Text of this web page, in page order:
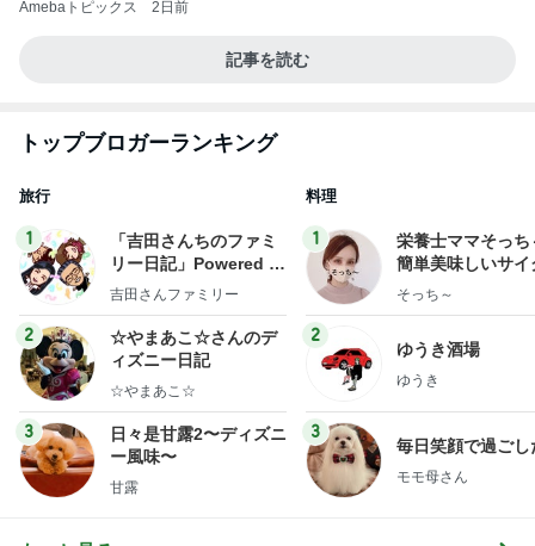
Amebaトピックス 2日前
記事を読む
トップブロガーランキング
旅行
1
「吉田さんちのファミ
リー日記」Powered b
y Ameba 吉田さんファ
ログ
吉田さんファミリー
2
☆やまあこ☆さんのデ
ィズニー日記
☆やまあこ☆
3
日々是甘露2〜ディズニ
ー風味〜
甘露
料理
1
栄養士ママそっち
簡単美味しいサイ
献立
そっち～
2
ゆうき酒場
ゆうき
3
毎日笑顔で過ごし
モモ母さん